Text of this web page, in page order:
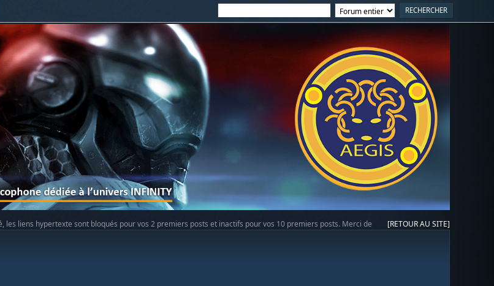
[RETOUR AU SITE]
les liens hypertexte sont bloqués pour vos 2 premiers posts et inactifs pour vos 10 premiers posts. Merci de